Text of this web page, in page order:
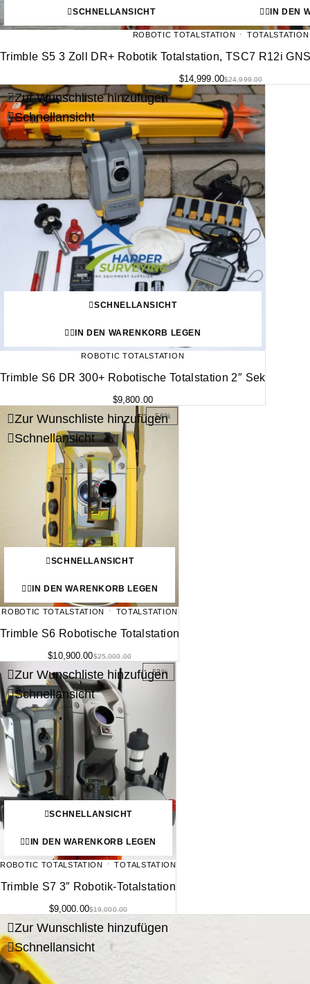
SCHNELLANSICHT IN DEN
ROBOTIC TOTALSTATION TOTALSTATION
Trimble S5 3 Zoll DR+ Robotik Totalstation, TSC7 R12i
$24,999.00
$14,999.00
Zur Wunschliste hinzufügen
Schnellansicht
SCHNELLANSICHT
IN DEN WARENKORB LEGEN
ROBOTIC TOTALSTATION
Trimble S6 DR 300+ Robotische Totalstation 2″ Sek
$9,800.00
-56%
Zur Wunschliste hinzufügen
Schnellansicht
SCHNELLANSICHT
IN DEN WARENKORB LEGEN
ROBOTIC TOTALSTATION TOTALSTATION
Trimble S6 Robotische Totalstation
$25,000.00
$10,900.00
-53%
Zur Wunschliste hinzufügen
Schnellansicht
SCHNELLANSICHT
IN DEN WARENKORB LEGEN
ROBOTIC TOTALSTATION TOTALSTATION
Trimble S7 3″ Robotik-Totalstation
$19,000.00
$9,000.00
Zur Wunschliste hinzufügen
Schnellansicht